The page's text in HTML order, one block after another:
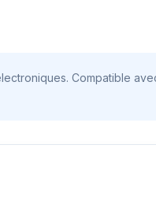
Compatible